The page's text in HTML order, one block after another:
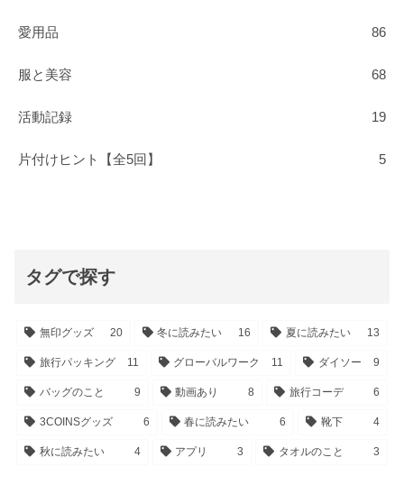
愛用品 86
服と美容 68
活動記録 19
片付けヒント【全5回】 5
タグで探す
無印グッズ 20 冬に読みたい 16 夏に読みたい 13
旅行パッキング 11 グローバルワーク 11 ダイソー 9
バッグのこと 9 動画あり 8 旅行コーデ 6
3COINSグッズ 6 春に読みたい 6 靴下 4
秋に読みたい 4 アプリ 3 タオルのこと 3